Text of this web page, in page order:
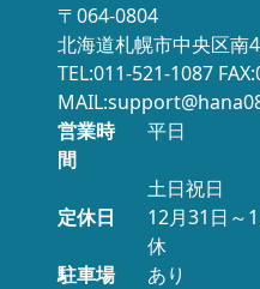
〒064-0804
北海道札幌市中央区南
TEL:011-521-1087
営業時
間
平日
土日祝日
定休日
12月31日～
休
駐車場
あり